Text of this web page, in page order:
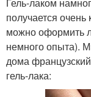
получается
можно оформить
немного опыта).
дома
гель-лака: